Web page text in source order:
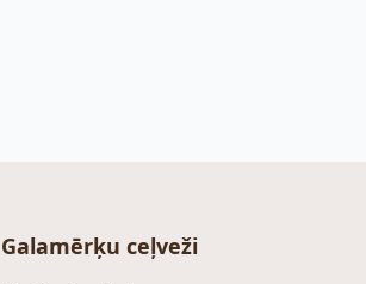
Galamērķu ceļveži